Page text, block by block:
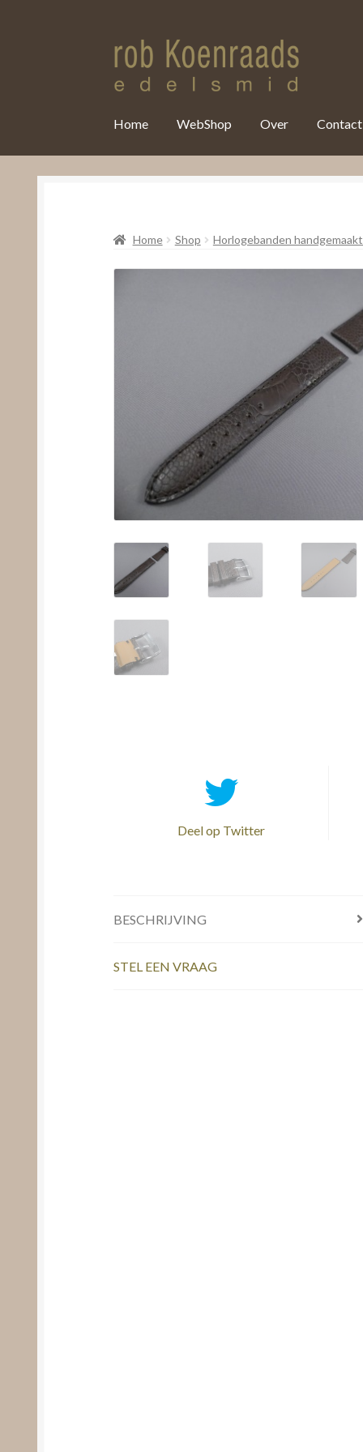
Home WebShop Over Contact
Home Shop Horlogebanden
Deel op Twitter
BESCHRIJVING
STEL EEN VRAAG